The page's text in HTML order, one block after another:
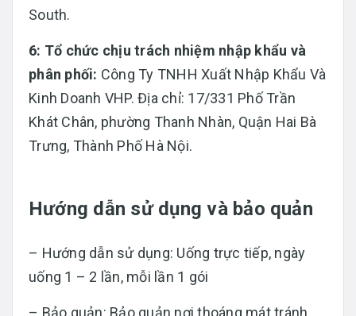
South.
6: Tổ chức chịu trách nhiệm nhập khẩu và
phân phối: Công Ty TNHH Xuất Nhập Khẩu Và
Kinh Doanh VHP. Địa chỉ: 17/331 Phố Trần
Khát Chân, phường Thanh Nhàn, Quận Hai Bà
Trưng, Thành Phố Hà Nội.
Hướng dẫn sử dụng và bảo quản
– Hướng dẫn sử dụng: Uống trực tiếp, ngày
uống 1 – 2 lần, mỗi lần 1 gói
– Bảo quản: Bảo quản nơi thoáng mát tránh